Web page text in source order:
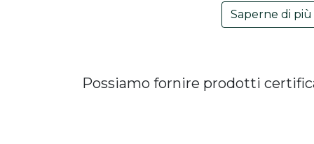
Saperne di più
Possiamo fornire prodotti